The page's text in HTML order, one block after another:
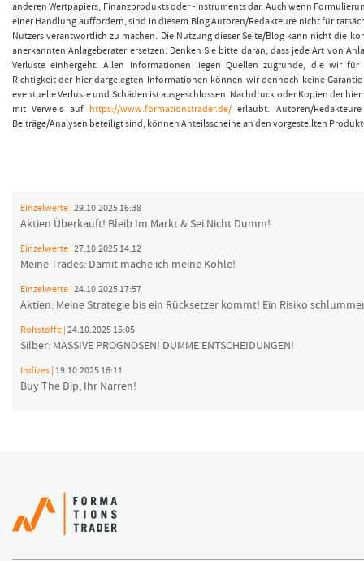
anderen Wertpapiers, Finanzprodukts oder -instruments dar. Auch wenn
einer Handlung auffordern, sind in diesem Blog Autoren/Redakteure nicht für
Nutzers verantwortlich zu machen. Die Nutzung dieser Seite/Blog kann nicht die
anerkannten Anlageberater ersetzen. Denken Sie bitte daran, dass jede Art von
Verluste einhergeht. Allen Informationen liegen Quellen zugrunde, die wir für
Richtigkeit der hier dargelegten Informationen können wir dennoch keine
eventuelle Verluste und Schäden ist ausgeschlossen. Nachdruck oder Kopien der
mit Verweis auf https://www.formationstrader.de/erlaubt. Autoren/
Beiträge/Analysen beteiligt sind, können Anteilsscheine an den vorgestellten
Einzelwerte | 29.10.2025 16:38
Aktien Überkauft! Bleib Im Markt & Sei Nicht Dumm!
Einzelwerte | 27.10.2025 14:12
Meine Trades: Damit mache ich meine Kohle!
Einzelwerte | 24.10.2025 17:57
Aktien: Meine Strategie bis ein Rücksetzer kommt! Ein Risiko
Rohstoffe | 24.10.2025 15:05
Silber: MASSIVE PROGNOSEN! DUMME ENTSCHEIDUNGEN!
Indizes | 19.10.2025 16:11
Buy The Dip, Ihr Narren!